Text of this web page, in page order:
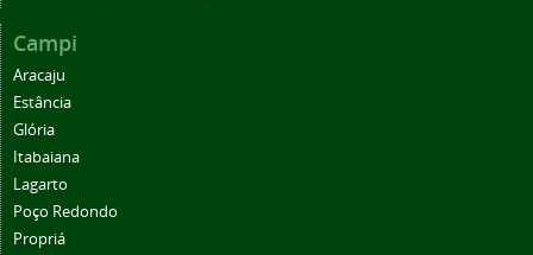
Campi
Aracaju
Estância
Glória
Itabaiana
Lagarto
Poço Redondo
Propriá